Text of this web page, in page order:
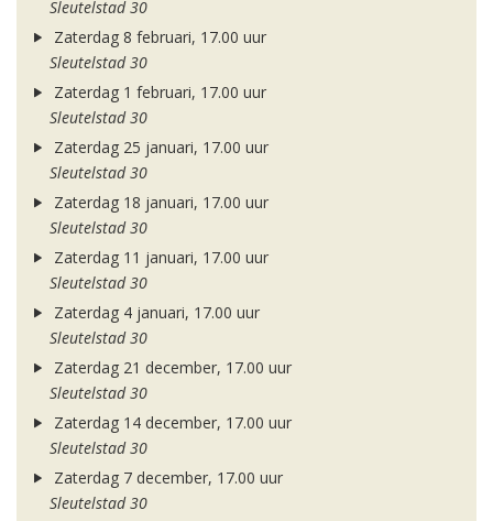
Sleutelstad 30
Zaterdag 8 februari, 17.00 uur
Sleutelstad 30
Zaterdag 1 februari, 17.00 uur
Sleutelstad 30
Zaterdag 25 januari, 17.00 uur
Sleutelstad 30
Zaterdag 18 januari, 17.00 uur
Sleutelstad 30
Zaterdag 11 januari, 17.00 uur
Sleutelstad 30
Zaterdag 4 januari, 17.00 uur
Sleutelstad 30
Zaterdag 21 december, 17.00 uur
Sleutelstad 30
Zaterdag 14 december, 17.00 uur
Sleutelstad 30
Zaterdag 7 december, 17.00 uur
Sleutelstad 30